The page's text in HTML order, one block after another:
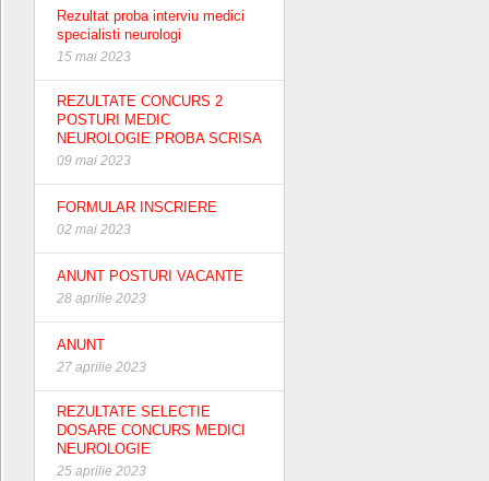
Rezultat proba interviu medici
specialisti neurologi
15 mai 2023
REZULTATE CONCURS 2
POSTURI MEDIC
NEUROLOGIE PROBA SCRISA
09 mai 2023
FORMULAR INSCRIERE
02 mai 2023
ANUNT POSTURI VACANTE
28 aprilie 2023
ANUNT
27 aprilie 2023
REZULTATE SELECTIE
DOSARE CONCURS MEDICI
NEUROLOGIE
25 aprilie 2023